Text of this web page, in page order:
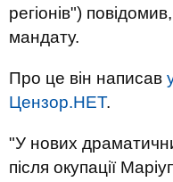
регіонів")
мандату.
Про це він написав
Цензор.НЕТ.
"У нових
після окупації